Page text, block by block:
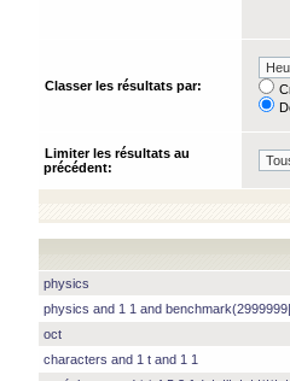
Classer les résultats par:
Limiter les résultats au
précédent:
physics
physics and 1 1 and
oct
characters and 1 t and 1 1